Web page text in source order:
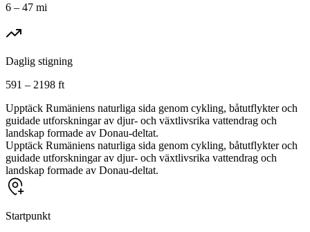
6 – 47 mi
Daglig stigning
591 – 2198 ft
Upptäck Rumäniens naturliga sida genom cykling, båtutflykter och
guidade utforskningar av djur- och växtlivsrika vattendrag och
landskap formade av Donau-deltat.
Upptäck Rumäniens naturliga sida genom cykling, båtutflykter och
guidade utforskningar av djur- och växtlivsrika vattendrag och
landskap formade av Donau-deltat.
Startpunkt